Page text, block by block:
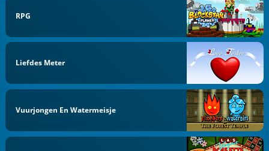
RPG
Liefdes Meter
Vuurjongen En Watermeisje